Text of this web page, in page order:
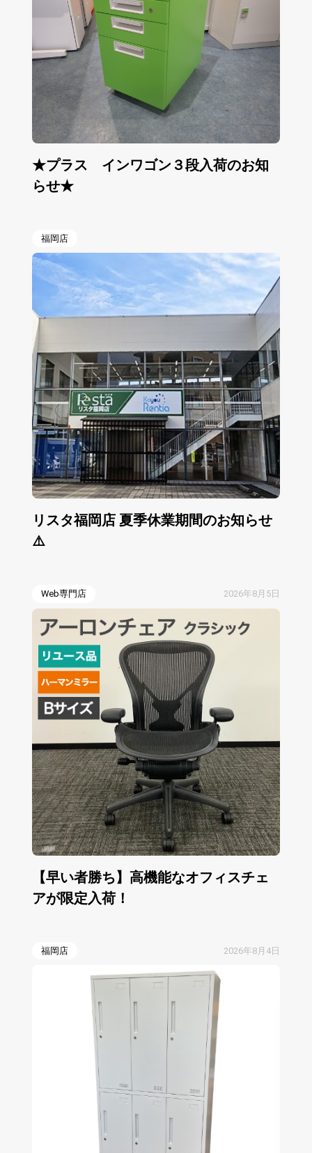
★プラス インワゴン３段入荷のお知
らせ★
福岡店
リスタ福岡店 夏季休業期間のお知らせ
⚠️
Web専門店 2026年8月5日
【早い者勝ち】高機能なオフィスチェ
アが限定入荷！
福岡店 2026年8月4日